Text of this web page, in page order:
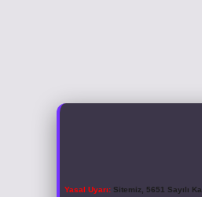
Yasal Uyarı:Sitemiz, 5651 Sayılı